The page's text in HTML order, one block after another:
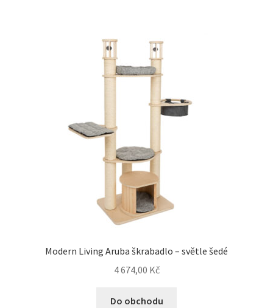
Modern Living Aruba škrabadlo – světle šedé
4 674,00 Kč
Do obchodu